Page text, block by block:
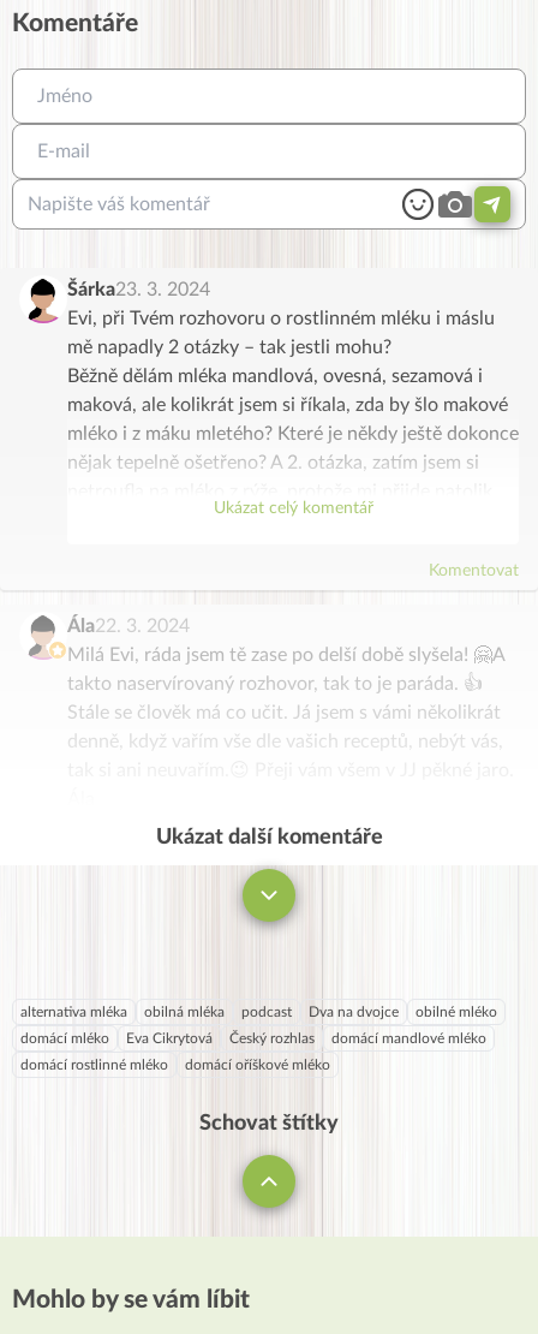
Komentáře
Šárka23. 3. 2024
Evi, při Tvém rozhovoru o rostlinném mléku i máslu
mě napadly 2 otázky – tak jestli mohu?
Běžně dělám mléka mandlová, ovesná, sezamová i
maková, ale kolikrát jsem si říkala, zda by šlo makové
mléko i z máku mletého? Které je někdy ještě dokonce
nějak tepelně ošetřeno? A 2. otázka, zatím jsem si
tvrdá, že nedůvěřuji tomu, že to, byť po namočení,
rýžové, jáhlové atd v klidu funguje stylem – na noc
Děkuji a srdečně zdravím Tebe i všechny ostatní 🍀🌞
Ukázat celý komentář
Komentovat
Ála22. 3. 2024
Milá Evi, ráda jsem tě zase po delší době slyšela! 🤗A
takto naservírovaný rozhovor, tak to je paráda. 👍
Stále se člověk má co učit. Já jsem s vámi několikrát
denně, když vařím vše dle vašich receptů, nebýt vás,
Ukázat další komentáře
alternativa mléka obilná mléka podcast Dva na dvojce
obilné mléko
domácí mléko
Eva Cikrytová Český rozhlas
domácí mandlové mléko
domácí rostlinné mléko
domácí oříškové mléko
Schovat štítky
Mohlo by se vám líbit